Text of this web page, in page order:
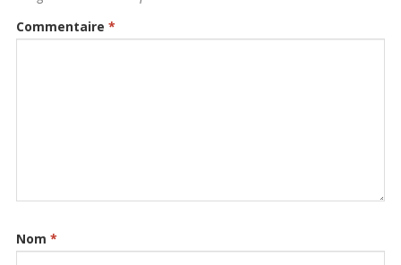
Commentaire *
Nom *